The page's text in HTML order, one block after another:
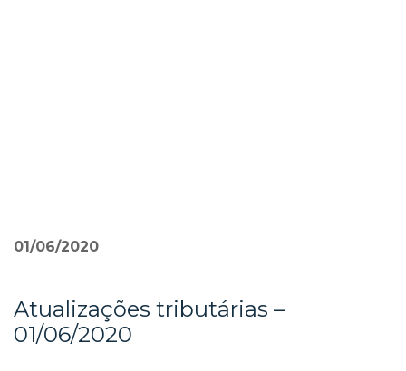
»
Atualizações tributárias –
01/06/2020
01/06/2020